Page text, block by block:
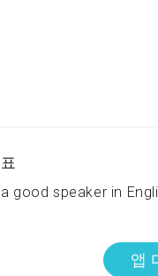
good speaker in
앱